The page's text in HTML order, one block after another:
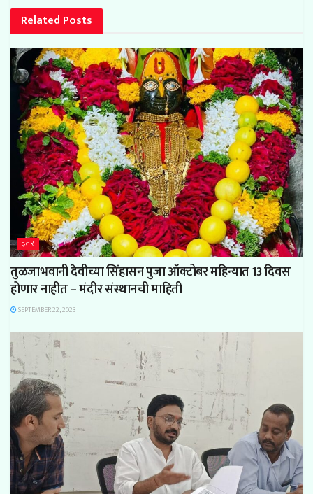
Related Posts
इतर
तुळजाभवानी देवीच्या सिंहासन पुजा ऑक्टोबर महिन्यात 13 दिवस
होणार नाहीत – मंदीर संस्थानची माहिती
SEPTEMBER 22, 2023